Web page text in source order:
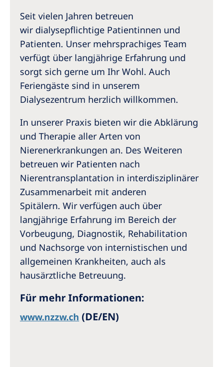
Australia
Philippines
North America
United States of America
Global Website
Seit vielen Jahren betreuen
wir dialysepflichtige Patientinnen und
Patienten. Unser mehrsprachiges Team
verfügt über langjährige Erfahrung und
sorgt sich gerne um Ihr Wohl. Auch
Feriengäste sind in unserem
Dialysezentrum herzlich willkommen.
In unserer Praxis bieten wir die Abklärung
und Therapie aller Arten von
Nierenerkrankungen an. Des Weiteren
betreuen wir Patienten nach
Nierentransplantation in interdisziplinärer
Zusammenarbeit mit anderen
Spitälern. Wir verfügen auch über
langjährige Erfahrung im Bereich der
Vorbeugung, Diagnostik, Rehabilitation
und Nachsorge von internistischen und
allgemeinen Krankheiten, auch als
hausärztliche Betreuung.
Für mehr Informationen:
www.nzzw.ch (DE/EN)